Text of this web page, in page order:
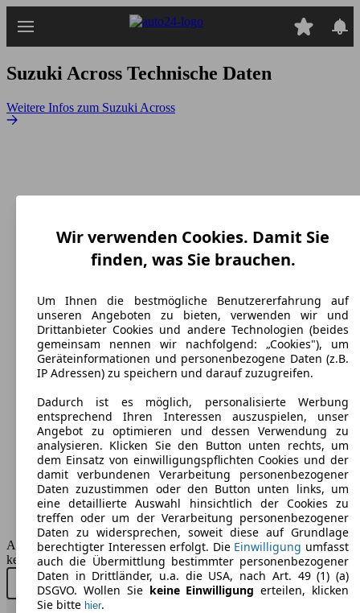
Hauptinhalt
Suzuki Across Technische Daten
Weitere Infos zum Suzuki Across
Suzuki Across (Seit 2021)
ab 4635 x 1855 x 1690 mm
Leistung:
136 KW (185 PS)
Türen:
5
Sitze:
5
Kofferraum:
490 - 1604 Liter
AutoScout24 GmbH übernimmt für die Richtigkeit der Angaben
keine Gewähr.
Neu kaufen
Gebraucht kaufen
Wir verwenden Cookies. Damit Sie
finden, was Sie brauchen.
Um Ihnen die bestmögliche Benutzererfahrung auf
unseren Angeboten zu bieten, verwenden wir und
Drittanbieter Cookies und andere Technologien (beides
gemeinsam nennen wir nachfolgend: „Cookies"), um
Geräteinformationen und personenbezogene Daten (z.B.
IP Adressen) zu speichern und darauf zuzugreifen.
Dadurch ist es möglich, personalisierte Werbung
entsprechend Ihren Interessen auszuspielen, unser
Angebot zu optimieren und dessen Verwendung zu
analysieren. Klicken Sie den Button unten rechts, um
dem Einsatz von einwilligungspflichten Cookies und der
damit verbundenen Verarbeitung personenbezogener
Daten zuzustimmen oder den Button unten links, um
eine detaillierte Auswahl hinsichtlich der Cookies zu
treffen oder um der Verarbeitung personenbezogener
Daten zu widersprechen, soweit diese auf Grundlage
berechtigter Interessen erfolgt. Die Einwilligung umfasst
auch die Übermittlung bestimmter personenbezogener
Daten in Drittländer, u.a. die USA, nach Art. 49 (1) (a)
DSGVO. Wollen Sie keine Einwilligung erteilen, klicken
Sie bitte hier.